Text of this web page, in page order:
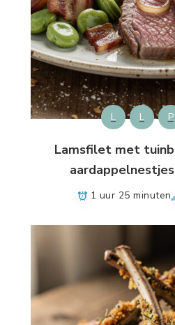
L L P
Lamsfilet met
1 uur 25 minuten